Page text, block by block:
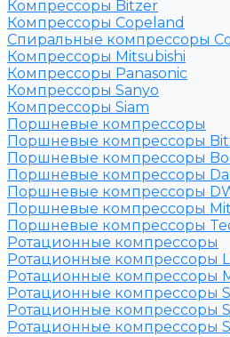
Компрессоры Bitzer
Компрессоры Copeland
Спиральные компрессоры
Компрессоры Mitsubishi
Компрессоры Panasonic
Компрессоры Sanyo
Компрессоры Siam
Поршневые компрессоры
Поршневые компрессоры
Поршневые компрессоры
Поршневые компрессоры
Поршневые компрессоры
Поршневые компрессоры
Поршневые компрессоры
Ротационные компрессоры
Ротационные компрессоры
Ротационные компрессоры
Ротационные компрессоры
Ротационные компрессоры
Ротационные компрессоры